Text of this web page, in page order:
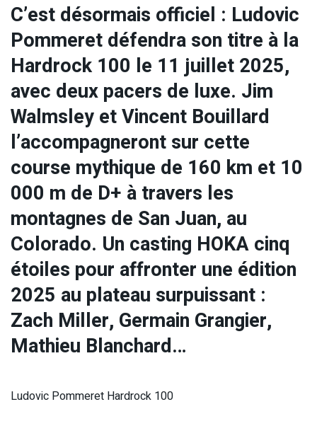
C’est désormais officiel : Ludovic
Pommeret défendra son titre à la
Hardrock 100 le 11 juillet 2025,
avec deux pacers de luxe. Jim
Walmsley et Vincent Bouillard
l’accompagneront sur cette
course mythique de 160 km et 10
000 m de D+ à travers les
montagnes de San Juan, au
Colorado. Un casting HOKA cinq
étoiles pour affronter une édition
2025 au plateau surpuissant :
Zach Miller, Germain Grangier,
Mathieu Blanchard…
Ludovic Pommeret Hardrock 100